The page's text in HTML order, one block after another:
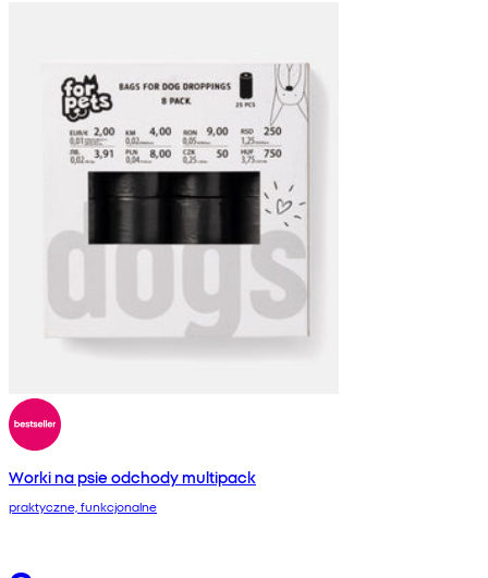
Worki na psie odchody multipack
praktyczne, funkcjonalne